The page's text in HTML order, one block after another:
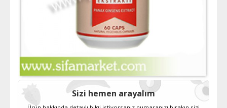
Sizi hemen arayalım